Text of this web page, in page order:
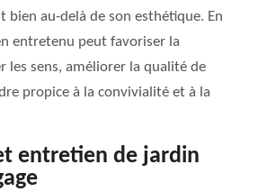
bien au-delà de son esthétique. En
entretenu peut favoriser la
les sens, améliorer la qualité de
propice à la convivialité et à la
entretien de jardin